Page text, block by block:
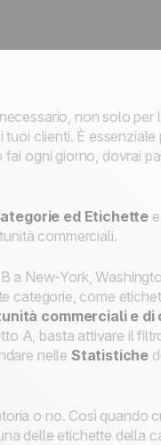
non solo
clienti. È essenziale
ogni giorno, dovrai
ed Etichette
commerciali.
a New-York,
categorie, come
commerciali e di
A, basta attivare il
nelle Statistiche
o no. Così quando
delle etichette della